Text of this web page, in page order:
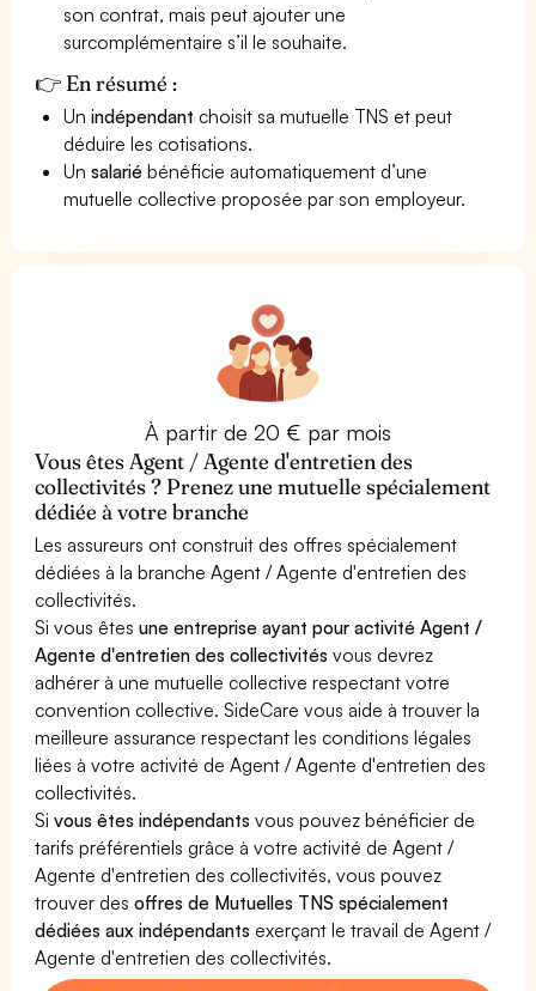
son contrat, mais peut ajouter une
surcomplémentaire s’il le souhaite.
👉 En résumé :
Unindépendant choisit sa mutuelle TNS et peut
déduire les cotisations.
Unsalarié bénéficie automatiquement d’une
mutuelle collective proposée par son employeur.
À partir de 20 € par mois
Vous êtes Agent / Agente d'entretien des
collectivités ? Prenez une mutuelle spécialement
dédiée à votre branche
Les assureurs ont construit des offres spécialement
dédiées à la branche Agent / Agente d'entretien des
collectivités.
Si vous êtesune entreprise ayant pour activité Agent /
Agente d'entretien des collectivités vous devrez
adhérer à une mutuelle collective respectant votre
convention collective. SideCare vous aide à trouver la
meilleure assurance respectant les conditions légales
liées à votre activité de Agent / Agente d'entretien des
collectivités.
Sivous êtes indépendants vous pouvez bénéficier de
tarifs préférentiels grâce à votre activité de Agent /
Agente d'entretien des collectivités, vous pouvez
trouver desoffres de Mutuelles TNS spécialement
dédiées aux indépendants exerçant le travail de Agent /
Agente d'entretien des collectivités.